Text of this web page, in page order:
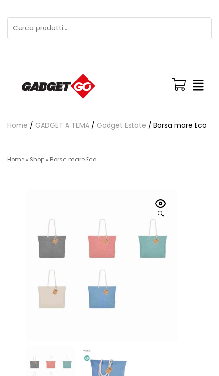
Home / GADGET A TEMA / Gadget Estate / Borsa mare Eco
Home » Shop » Borsa mare Eco
🔍